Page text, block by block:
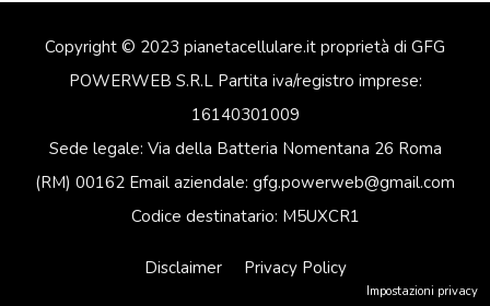
Copyright © 2023 pianetacellulare.it proprietà di GFG
POWERWEB S.R.L Partita iva/registro imprese:
16140301009
Sede legale: Via della Batteria Nomentana 26 Roma
(RM) 00162 Email aziendale: gfg.powerweb@gmail.com
Codice destinatario: M5UXCR1
Disclaimer Privacy Policy
Impostazioni privacy